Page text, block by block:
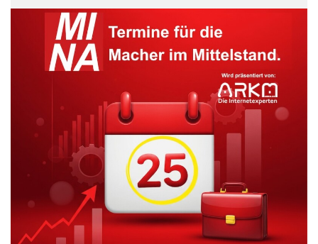
Das Herzstück des EZW1004, das Master HDR OLED Panel,
übertrifft das des mehrfach ausgezeichneten Vorgängers TX-